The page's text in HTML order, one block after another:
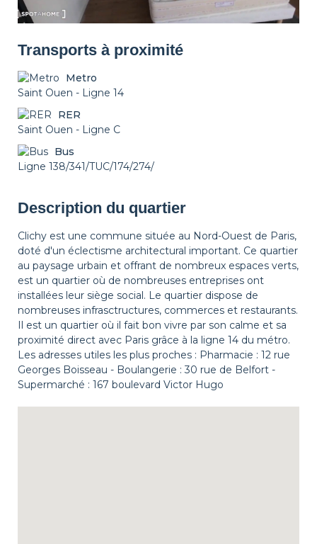
Décorations Possibilité Parking
Transports à proximité
Metro
Saint Ouen - Ligne 14
RER
Saint Ouen - Ligne C
Bus
Ligne 138/341/TUC/174/274/
Description du quartier
Clichy est une commune située au Nord-Ouest de Paris,
doté d'un éclectisme architectural important. Ce quartier
au paysage urbain et offrant de nombreux espaces verts,
est un quartier où de nombreuses entreprises ont
installées leur siège social. Le quartier dispose de
nombreuses infrasctructures, commerces et restaurants.
Il est un quartier où il fait bon vivre par son calme et sa
proximité direct avec Paris grâce à la ligne 14 du métro.
Les adresses utiles les plus proches : Pharmacie : 12 rue
Georges Boisseau - Boulangerie : 30 rue de Belfort -
Supermarché : 167 boulevard Victor Hugo